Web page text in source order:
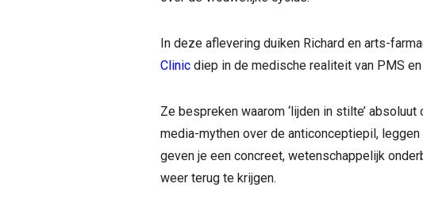
In deze aflevering duiken Richard en arts-
Clinic diep in de medische realiteit van PMS
Ze bespreken waarom ‘lijden in stilte’
media-mythen over de anticonceptiepil,
geven je een concreet, wetenschappelijk
weer terug te krijgen.